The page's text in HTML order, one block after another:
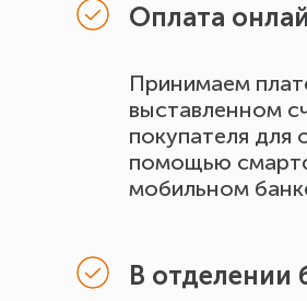
Оплата
Принимаем
выставленном
покупателя для
помощью
мобильном
В отделении